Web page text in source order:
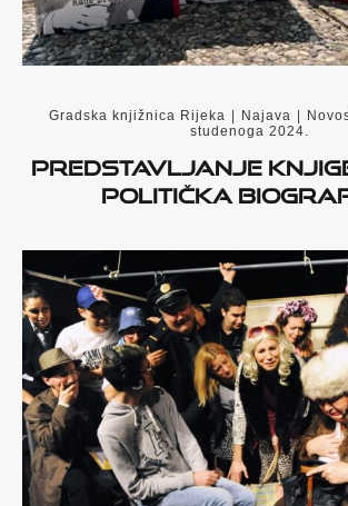
Gradska knjižnica Rijeka Najava
studenoga 2024.
Predstavljanje
Politička